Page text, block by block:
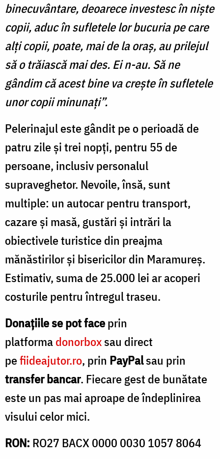
binecuvântare, deoarece investesc în niște
copii, aduc în sufletele lor bucuria pe care
alți copii, poate, mai de la oraș, au prilejul
să o trăiască mai des. Ei n-au. Să ne
gândim că acest bine va crește în sufletele
unor copii minunați”.
Pelerinajul este gândit pe o perioadă de
patru zile și trei nopți, pentru 55 de
persoane, inclusiv personalul
supraveghetor. Nevoile, însă, sunt
multiple: un autocar pentru transport,
cazare și masă, gustări și intrări la
obiectivele turistice din preajma
mănăstirilor și bisericilor din Maramureș.
Estimativ, suma de 25.000 lei ar acoperi
costurile pentru întregul traseu.
Donațiile se pot faceprin
platformadonorboxsau direct
pefiideajutor.ro, prin PayPalsau prin
transfer bancar. Fiecare gest de bunătate
este un pas mai aproape de îndeplinirea
visului celor mici.
RON: RO27 BACX 0000 0030 1057 8064